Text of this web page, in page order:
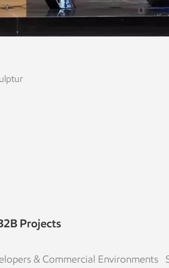
Projects
& Commercial Environments